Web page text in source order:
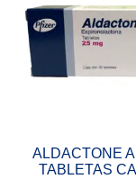
ALDACTONE
TABLETAS